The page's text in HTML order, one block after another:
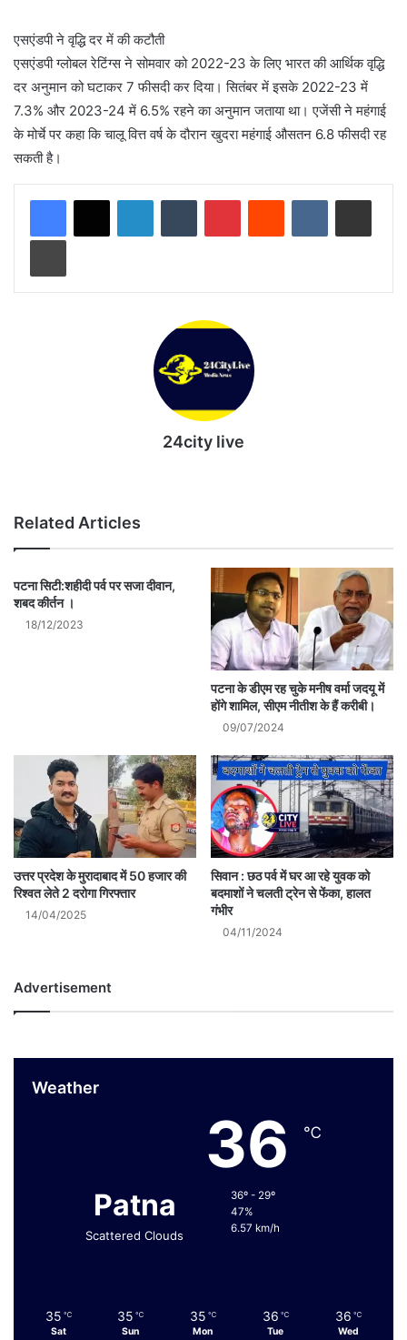
एसएंडपी ने वृद्धि दर में की कटौती
एसएंडपी ग्लोबल रेटिंग्स ने सोमवार को 2022-23 के लिए भारत की आर्थिक वृद्धि
दर अनुमान को घटाकर 7 फीसदी कर दिया। सितंबर में इसके 2022-23 में
7.3% और 2023-24 में 6.5% रहने का अनुमान जताया था। एजेंसी ने महंगाई
के मोर्चे पर कहा कि चालू वित्त वर्ष के दौरान खुदरा महंगाई औसतन 6.8 फीसदी रह
सकती है।
LinkedInTumblr PinterestReddit VKontakteShare via Email
Print
24city live
Related Articles
पटना सिटी:शहीदी पर्व पर सजा दीवान,
शबद कीर्तन ।
18/12/2023
पटना के डीएम रह चुके मनीष वर्मा जदयू में
होंगे शामिल, सीएम नीतीश के हैं करीबी।
09/07/2024
उत्तर प्रदेश के मुरादाबाद में 50 हजार की
रिश्वत लेते 2 दरोगा गिरफ्तार
14/04/2025
सिवान : छठ पर्व में घर आ रहे युवक को
बदमाशों ने चलती ट्रेन से फेंका, हालत
गंभीर
04/11/2024
Advertisement
Weather
Patna
Scattered Clouds
36 ℃
36º - 29º
47%
6.57 km/h
35 ℃
Sat
35 ℃
Sun
35 ℃
Mon
36 ℃
Tue
36 ℃
Wed